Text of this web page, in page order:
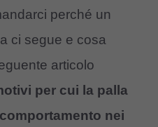
perché un
ci segue e cosa
articolo
per cui la palla
nei